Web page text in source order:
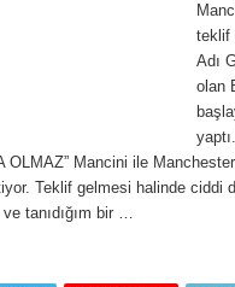
teklif
Adı
olan
Mancini ile
Teklif gelmesi halinde ciddi
tanıdığım bir …